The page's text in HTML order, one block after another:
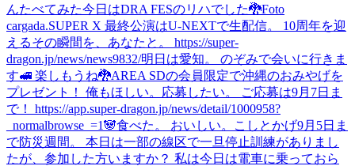
んたべてみた今日はDRA FESのリハでした🐉Foto
cargada.SUPER X 最終公演はU-NEXTで生配信。 10周年を迎
えるその瞬間を、あなたと。 https://super-
dragon.jp/news/news9832/明日は愛知。 のぞみで会いに行きま
す🚅 楽しもうね🐉AREA SDの会員限定で沖縄のおみやげを
プレゼント！ 俺もほしい。応募したい。 ご応募は9月7日ま
で！ https://app.super-dragon.jp/news/detail/1000958?
_normalbrowse_=1🐼食べた。 おいしい。 こしとかげ9月5日ま
で防災週間。 本日は一部の線区で一旦停止訓練がありまし
たが、参加した方いますか？ 私は今日は電車に乗っておら